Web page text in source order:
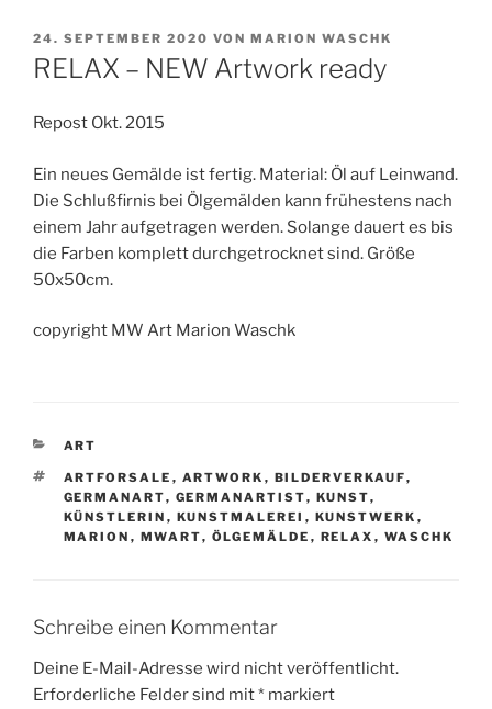
VERÖFFENTLICHT
AM
24. SEPTEMBER 2020 VON MARION WASCHK
RELAX – NEW Artwork ready
Repost Okt. 2015
Ein neues Gemälde ist fertig. Material: Öl auf Leinwand.
Die Schlußfirnis bei Ölgemälden kann frühestens nach
einem Jahr aufgetragen werden. Solange dauert es bis
die Farben komplett durchgetrocknet sind. Größe
50x50cm.
copyright MW Art Marion Waschk
KATEGORIEN
ART
SCHLAGWÖRTER
ARTFORSALE , ARTWORK , BILDERVERKAUF,
GERMANART, GERMANARTIST, KUNST,
KÜNSTLERIN , KUNSTMALEREI , KUNSTWERK ,
MARION , MWART, ÖLGEMÄLDE , RELAX , WASCHK
Schreibe einen Kommentar
Deine E-Mail-Adresse wird nicht veröffentlicht.
Erforderliche Felder sind mit* markiert